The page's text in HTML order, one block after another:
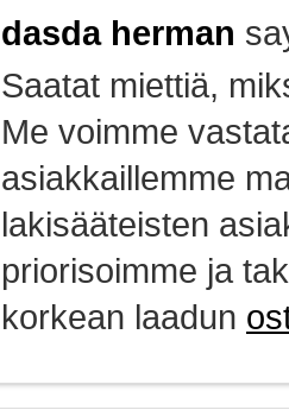
dasda herman
Saatat miettiä,
Me voimme
asiakkaillemme
lakisääteisten
priorisoimme ja
korkean laadun